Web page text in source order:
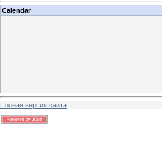
Calendar
Полная версия сайта